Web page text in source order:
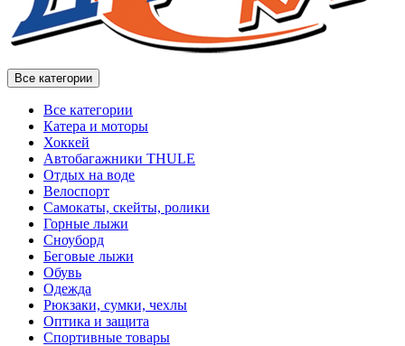
Все категории
Все категории
Катера и моторы
Хоккей
Автобагажники THULE
Отдых на воде
Велоспорт
Самокаты, скейты, ролики
Горные лыжи
Сноуборд
Беговые лыжи
Обувь
Одежда
Рюкзаки, сумки, чехлы
Оптика и защита
Спортивные товары